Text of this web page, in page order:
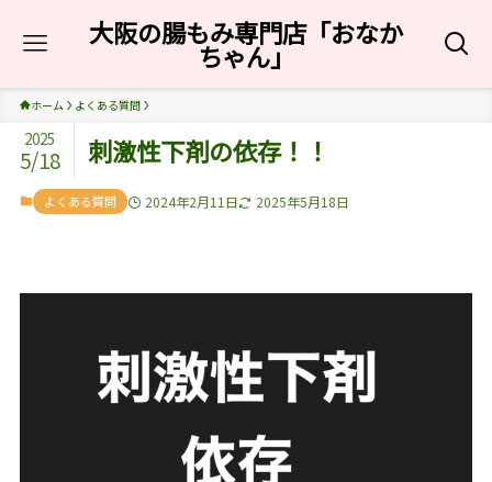
大阪の腸もみ専門店「おなか
ちゃん」
ホーム よくある質問
刺激性下剤の依存！！
2025
5/18
よくある質問 2024年2月11日 2025年5月18日